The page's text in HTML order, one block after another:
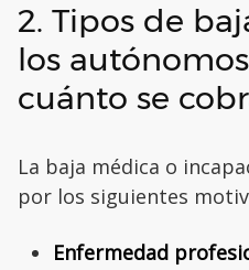
2. Tipos de
los
cuánto se
La baja médica o
por los siguientes
Enfermedad